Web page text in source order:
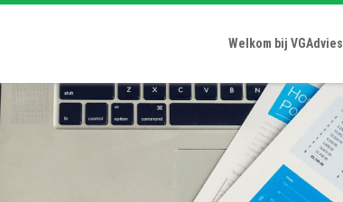
Welkom bij VGAdvies